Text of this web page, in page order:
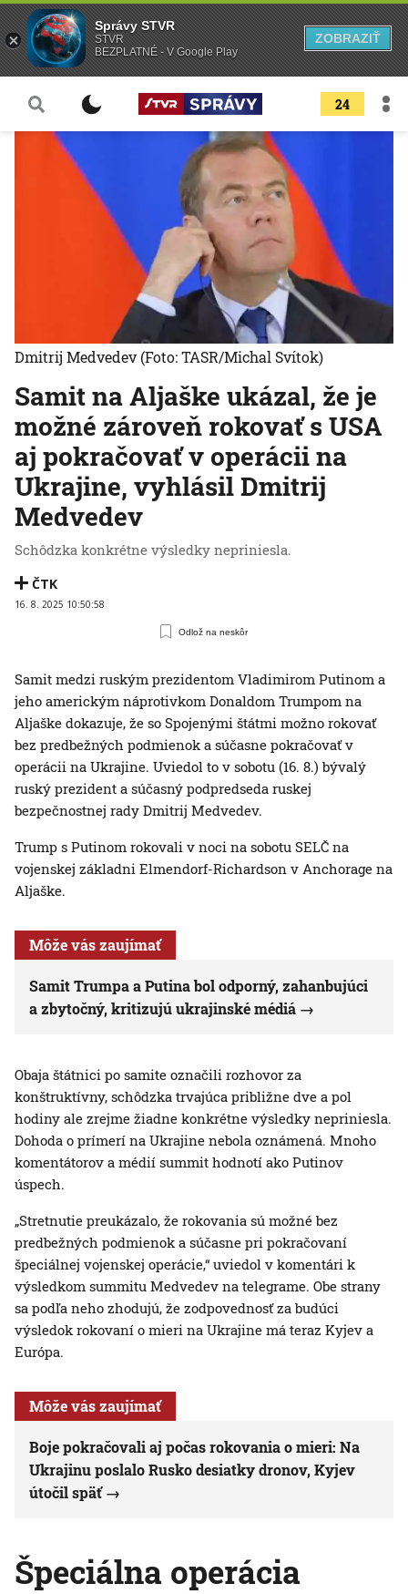
24
Samit na Aljaške ukázal, že je
možné zároveň rokovať s USA
aj pokračovať v operácii na
Ukrajine, vyhlásil Dmitrij
Medvedev
Schôdzka konkrétne výsledky nepriniesla.
ČTK
16. 8. 2025 10:50:58
Odlož na neskôr
Dmitrij Medvedev(Foto: TASR/Michal Svítok)
Samit medzi ruským prezidentom Vladimirom Putinom a
jeho americkým náprotivkom Donaldom Trumpom na
Aljaške dokazuje, že so Spojenými štátmi možno rokovať
bez predbežných podmienok a súčasne pokračovať v
operácii na Ukrajine. Uviedol to v sobotu (16. 8.) bývalý
ruský prezident a súčasný podpredseda ruskej
bezpečnostnej rady Dmitrij Medvedev.
Trump s Putinom rokovali v noci na sobotu SELČ na
vojenskej základni Elmendorf-Richardson v Anchorage na
Aljaške.
Môže vás zaujímať
Samit Trumpa a Putina bol odporný, zahanbujúci
a zbytočný, kritizujú ukrajinské médiá
Obaja štátnici po samite označili rozhovor za
konštruktívny, schôdzka trvajúca približne dve a pol
hodiny ale zrejme žiadne konkrétne výsledky nepriniesla.
Dohoda o prímerí na Ukrajine nebola oznámená. Mnoho
komentátorov a médií summit hodnotí ako Putinov
úspech.
„Stretnutie preukázalo, že rokovania sú možné bez
predbežných podmienok a súčasne pri pokračovaní
špeciálnej vojenskej operácie,“ uviedol v komentári k
výsledkom summitu Medvedev na telegrame. Obe strany
sa podľa neho zhodujú, že zodpovednosť za budúci
výsledok rokovaní o mieri na Ukrajine má teraz Kyjev a
Európa.
Môže vás zaujímať
Boje pokračovali aj počas rokovania o mieri: Na
Ukrajinu poslalo Rusko desiatky dronov, Kyjev
útočil späť
Špeciálna operácia
Správy STVR
STVR
BEZPLATNÉ - V Google Play
ZOBRAZIŤ